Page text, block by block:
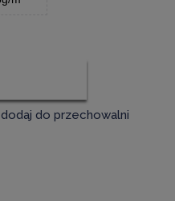
dodaj do przechowalni